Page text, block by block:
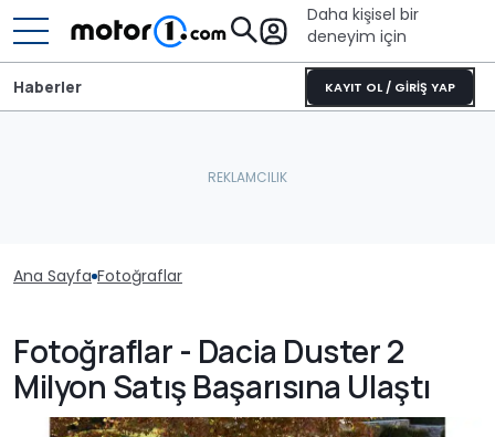
Daha kişisel bir
deneyim için
KAYIT OL / GİRİŞ YAP
Haberler
Ana Sayfa Fotoğraflar
Fotoğraflar - Dacia Duster 2
Milyon Satış Başarısına Ulaştı